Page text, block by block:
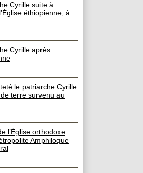
Cyrille suite à
éthiopienne, à
Cyrille après
le patriarche Cyrille
terre survenu au
l’Église orthodoxe
Amphiloque